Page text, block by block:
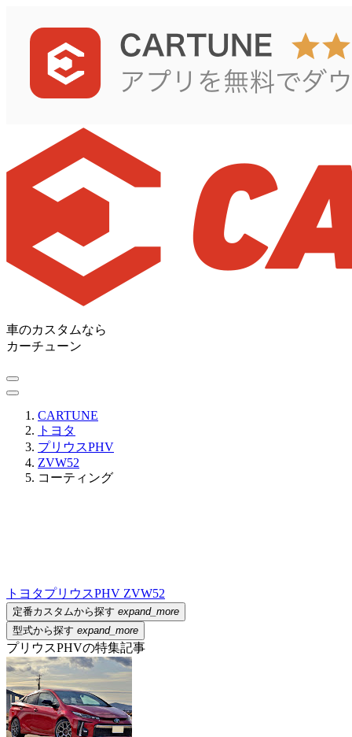
車のカスタムなら
カーチューン
CARTUNE
トヨタ
プリウスPHV
ZVW52
コーティング
トヨタプリウスPHV ZVW52
定番カスタムから探す expand_more
型式から探す expand_more
プリウスPHVの特集記事